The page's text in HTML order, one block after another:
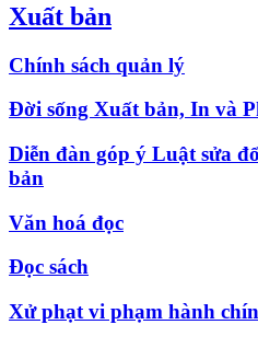
Xuất bản
Chính sách quản lý
Đời sống Xuất bản, In và
Diễn đàn góp ý Luật sửa
bản
Văn hoá đọc
Đọc sách
Xử phạt vi phạm hành